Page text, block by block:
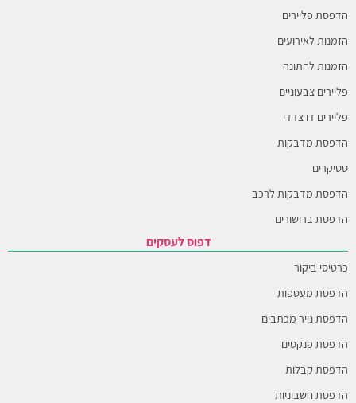
הדפסת פליירים
הזמנות לאירועים
הזמנות לחתונה
פליירים צבעוניים
פליירים דו צדדי
הדפסת מדבקות
סטיקרים
הדפסת מדבקות לרכב
הדפסת ברושורים
דפוס לעסקים
כרטיסי ביקור
הדפסת מעטפות
הדפסת נייר מכתבים
הדפסת פנקסים
הדפסת קבלות
הדפסת חשבוניות